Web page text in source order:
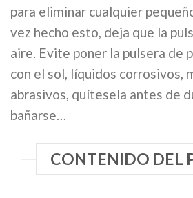
para eliminar cualquier
vez hecho esto, deja que la
aire. Evite poner la pulsera de
con el sol, líquidos corrosivos,
abrasivos, quítesela antes de
bañarse…
CONTENIDO DEL